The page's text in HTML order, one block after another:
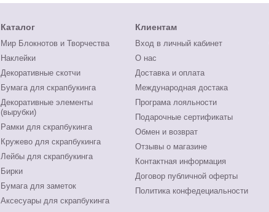
Каталог
Мир Блокнотов и Творчества
Наклейки
Декоративные скотчи
Бумага для скрапбукинга
Декоративные элементы
(вырубки)
Рамки для скрапбукинга
Кружево для скрапбукинга
Лейбы для скрапбукинга
Бирки
Бумага для заметок
Аксесуары для скрапбукинга
Клиентам
Вход в личный кабинет
О нас
Доставка и оплата
Международная достака
Програма лояльности
Подарочные сертификаты
Обмен и возврат
Отзывы о магазине
Контактная информация
Договор публичной оферты
Политика конфедециальности